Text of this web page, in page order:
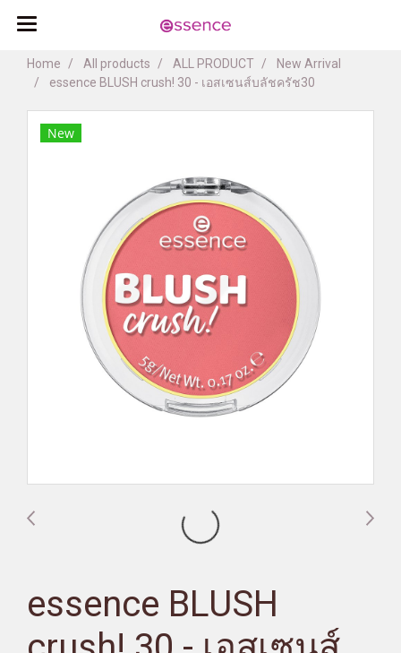
Home All products ALL PRODUCT
New Arrival
essence BLUSH crush! 30 - เอสเซนส์บลัชครัช30
New
essence BLUSH